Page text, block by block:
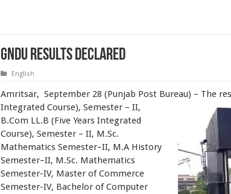
GNDU Results declared
English
Amritsar, September 28 (Punjab Post Bureau) – The
Integrated Course), Semester – II,
B.Com LL.B (Five Years Integrated
Course), Semester – II, M.Sc.
Mathematics Semester–II, M.A History
Semester–II, M.Sc. Mathematics
Semester-IV, Master of Commerce
Semester-IV, Bachelor of Computer